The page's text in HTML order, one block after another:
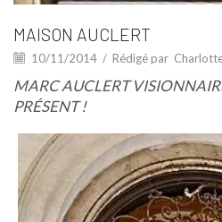
MAISON AUCLERT
10/11/2014 / Rédigé par
MARC AUCLERT
PRÉSENT !